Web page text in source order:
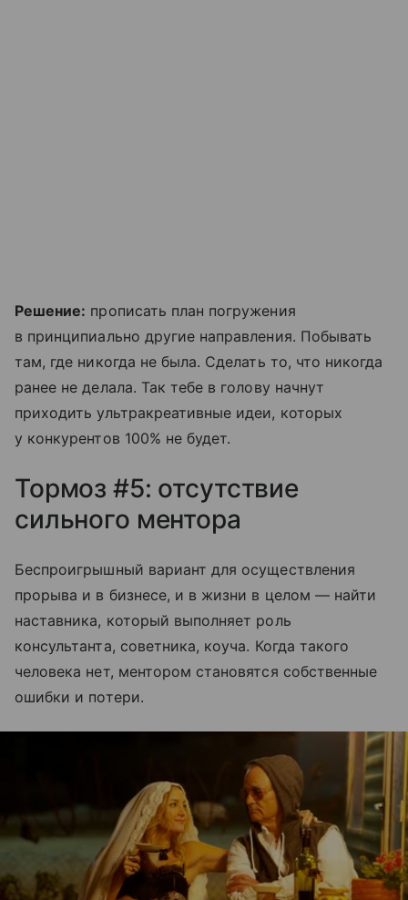
Решение: прописать план погружения
в принципиально другие направления. Побывать
там, где никогда не была. Сделать то, что никогда
ранее не делала. Так тебе в голову начнут
приходить ультракреативные идеи, которых
у конкурентов 100% не будет.
Тормоз #5: отсутствие
сильного ментора
Беспроигрышный вариант для осуществления
прорыва и в бизнесе, и в жизни в целом — найти
наставника, который выполняет роль
консультанта, советника, коуча. Когда такого
человека нет, ментором становятся собственные
ошибки и потери.